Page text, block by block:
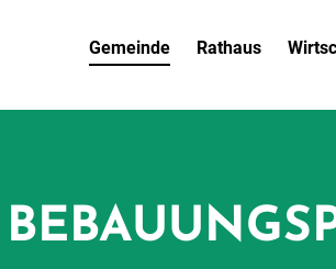
Gemeinde Rathaus